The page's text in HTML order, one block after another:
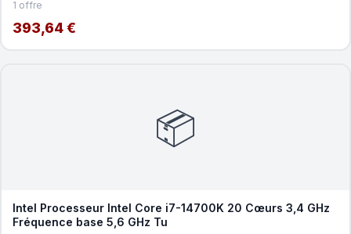
1 offre
393,64 €
📦
Intel Processeur Intel Core i7-14700K 20 Cœurs 3,4 GHz
Fréquence base 5,6 GHz Tu